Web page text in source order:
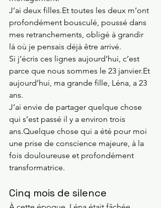
J’ai deux filles.Et toutes les deux m’ont
profondément bousculé, poussé dans
mes retranchements, obligé à grandir
là où je pensais déjà être arrivé.
Si j’écris ces lignes aujourd’hui, c’est
parce que nous sommes le 23 janvier.Et
aujourd’hui, ma grande fille, Léna, a 23
ans.
J’ai envie de partager quelque chose
qui s’est passé il y a environ trois
ans.Quelque chose qui a été pour moi
une prise de conscience majeure, à la
fois douloureuse et profondément
transformatrice.
Cinq mois de silence